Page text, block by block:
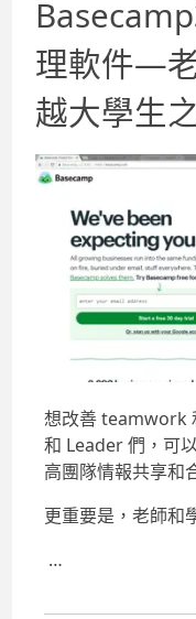
理軟件—
越大學生
想改善 teamwork
和 Leader 們，可
高團隊情報共享和
更重要是，老師和
…